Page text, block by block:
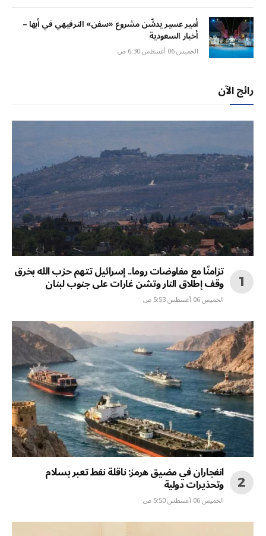
أمير عسير يدشّن مشروع «سفن» الترفيهي في أبها –
أخبار السعودية
الخميس 06 أغسطس 6:30 ص
رائج الآن
تزامنًا مع مفاوضات روما.. إسرائيل تتهم حزب الله بخرق
وقف إطلاق النار وتشن غارات على جنوب لبنان
الخميس 06 أغسطس 5:53 ص
انفجاران في مضيق هرمز: ناقلة نفط تعبر بسلام
وتحذيرات دولية
الخميس 06 أغسطس 5:50 ص